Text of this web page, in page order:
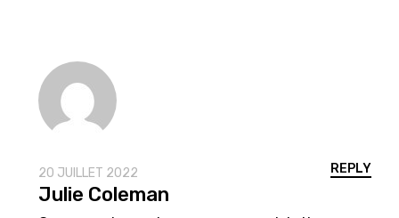
Julie Coleman
20 JUILLET 2022 REPLY